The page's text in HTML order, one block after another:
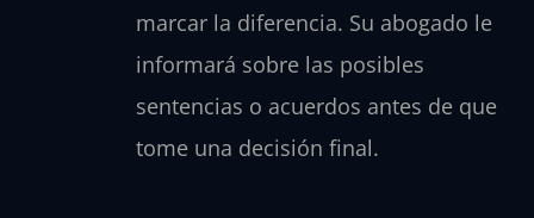
marcar la diferencia. Su abogado le
informará sobre las posibles
sentencias o acuerdos antes de que
tome una decisión final.